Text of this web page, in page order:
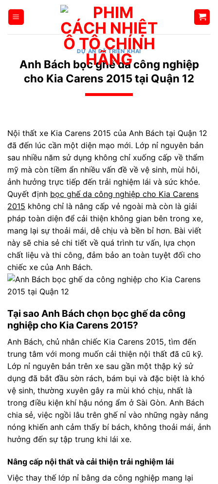
qua
DỰ ÁN ĐÃ TRIỂN KHAI
Anh Bách bọc ghế da công nghiệp
cho Kia Carens 2015 tại Quận 12
Nội thất xe Kia Carens 2015 của Anh Bách tại Quận 12
đã đến lúc cần một diện mạo mới. Lớp nỉ nguyên bản
sau nhiều năm sử dụng không chỉ xuống cấp về thẩm
mỹ mà còn tiềm ẩn nhiều vấn đề về vệ sinh, mùi hôi,
ảnh hưởng trực tiếp đến trải nghiệm lái và sức khỏe.
Quyết định bọc ghế da công nghiệp cho Kia Carens
2015 không chỉ là nâng cấp vẻ ngoài mà còn là giải
pháp toàn diện để cải thiện không gian bên trong xe,
mang lại sự thoải mái, dễ chịu và bền bỉ hơn. Bài viết
này sẽ chia sẻ chi tiết về quá trình tư vấn, lựa chọn
chất liệu và thi công, đảm bảo an toàn tuyệt đối cho
chiếc xe của Anh Bách.
Tại sao Anh Bách chọn bọc ghế da công
nghiệp cho Kia Carens 2015?
Anh Bách, chủ nhân chiếc Kia Carens 2015, tìm đến
trung tâm với mong muốn cải thiện nội thất đã cũ kỹ.
Lớp nỉ nguyên bản trên xe sau gần một thập kỷ sử
dụng đã bắt đầu sờn rách, bám bụi và đặc biệt là khó
vệ sinh, thường xuyên gây ra mùi khó chịu, nhất là
trong điều kiện khí hậu nóng ẩm ở Sài Gòn. Anh Bách
chia sẻ, việc ngồi lâu trên ghế nỉ vào những ngày nắng
nóng khiến anh cảm thấy bí bách, không thoải mái, ảnh
hưởng đến sự tập trung khi lái xe.
Nâng cấp nội thất và cải thiện trải nghiệm lái
Việc thay thế lớp nỉ bằng da công nghiệp mang lại